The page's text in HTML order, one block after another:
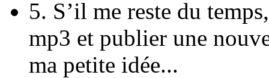
5. S’il me reste du
mp3 et publier une
ma petite idée...